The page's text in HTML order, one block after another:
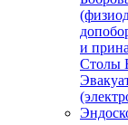
и
Столы